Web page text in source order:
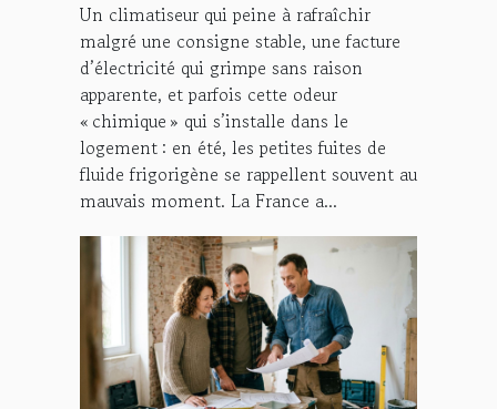
Un climatiseur qui peine à rafraîchir
malgré une consigne stable, une facture
d’électricité qui grimpe sans raison
apparente, et parfois cette odeur
« chimique » qui s’installe dans le
logement : en été, les petites fuites de
fluide frigorigène se rappellent souvent au
mauvais moment. La France a...